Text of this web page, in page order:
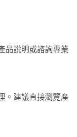
品說明或諮詢專業
。建議直接瀏覽產